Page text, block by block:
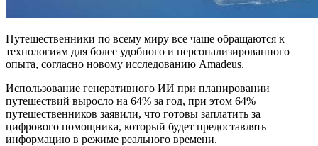
Путешественники по всему миру все чаще обращаются к
технологиям для более удобного и персонализированного
опыта, согласно новому исследованию Amadeus.
Использование генеративного ИИ при планировании
путешествий выросло на 64% за год, при этом 64%
путешественников заявили, что готовы заплатить за
цифрового помощника, который будет предоставлять
информацию в режиме реального времени.